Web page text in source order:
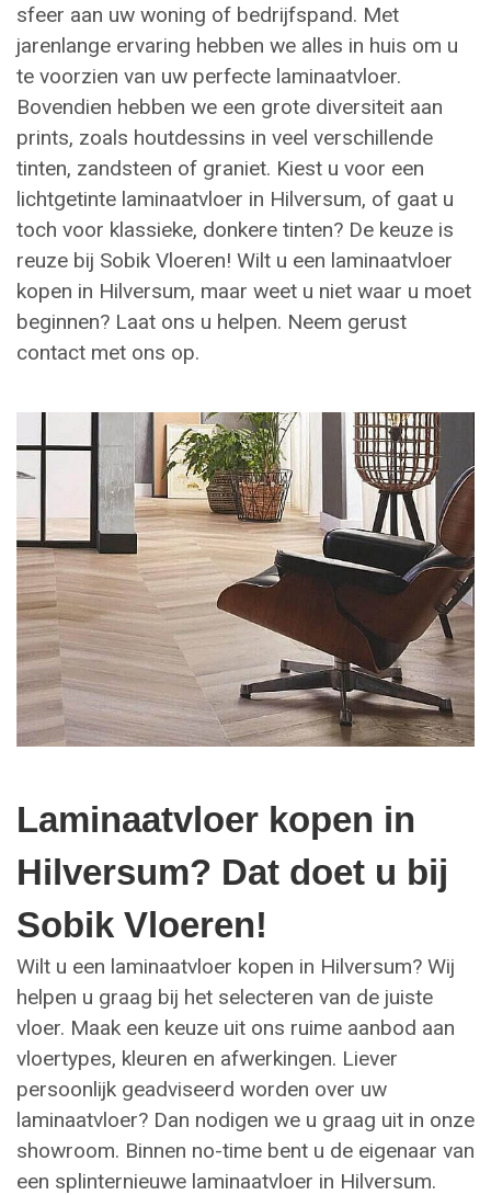
sfeer aan uw woning of bedrijfspand. Met
jarenlange ervaring hebben we alles in huis om u
te voorzien van uw perfecte laminaatvloer.
Bovendien hebben we een grote diversiteit aan
prints, zoals houtdessins in veel verschillende
tinten, zandsteen of graniet. Kiest u voor een
lichtgetinte laminaatvloer in Hilversum, of gaat u
toch voor klassieke, donkere tinten? De keuze is
reuze bij Sobik Vloeren! Wilt u een laminaatvloer
kopen in Hilversum, maar weet u niet waar u moet
beginnen? Laat ons u helpen. Neem gerust
contact met ons op.
Laminaatvloer kopen in
Hilversum? Dat doet u bij
Sobik Vloeren!
Wilt u een laminaatvloer kopen in Hilversum? Wij
helpen u graag bij het selecteren van de juiste
vloer. Maak een keuze uit ons ruime aanbod aan
vloertypes, kleuren en afwerkingen. Liever
persoonlijk geadviseerd worden over uw
laminaatvloer? Dan nodigen we u graag uit in onze
showroom. Binnen no-time bent u de eigenaar van
een splinternieuwe laminaatvloer in Hilversum.